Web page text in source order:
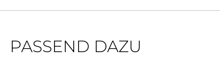
PASSEND DAZU